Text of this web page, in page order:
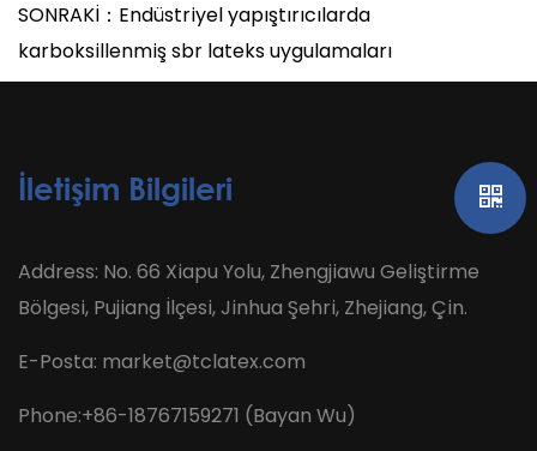
SONRAKİ：Endüstriyel yapıştırıcılarda
karboksillenmiş sbr lateks uygulamaları
İletişim Bilgileri
Address: No. 66 Xiapu Yolu, Zhengjiawu Geliştirme
Bölgesi, Pujiang İlçesi, Jinhua Şehri, Zhejiang, Çin.
E-Posta: market@tclatex.com
Phone:+86-18767159271 (Bayan Wu)